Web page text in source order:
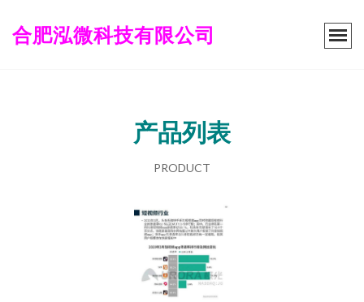
合肥泓微科技有限公司
产品列表
PRODUCT